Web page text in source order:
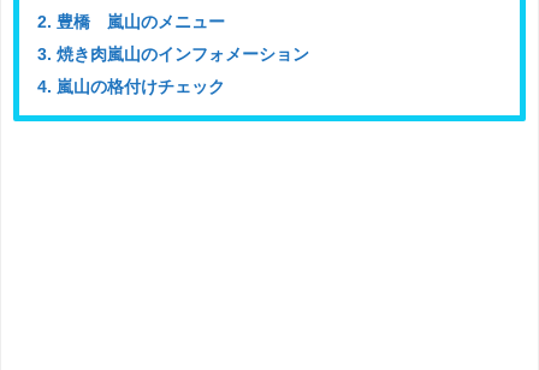
2. 豊橋 嵐山のメニュー
3. 焼き肉嵐山のインフォメーション
4. 嵐山の格付けチェック